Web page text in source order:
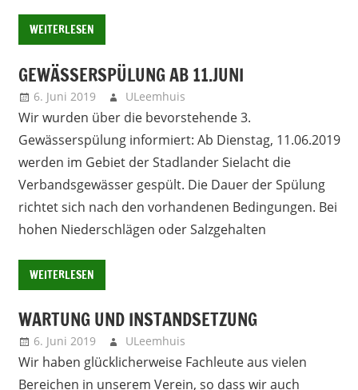
WEITERLESEN
GEWÄSSERSPÜLUNG AB 11.JUNI
6. Juni 2019 ULeemhuis
Wir wurden über die bevorstehende 3.
Gewässerspülung informiert: Ab Dienstag, 11.06.2019
werden im Gebiet der Stadlander Sielacht die
Verbandsgewässer gespült. Die Dauer der Spülung
richtet sich nach den vorhandenen Bedingungen. Bei
hohen Niederschlägen oder Salzgehalten
WEITERLESEN
WARTUNG UND INSTANDSETZUNG
6. Juni 2019 ULeemhuis
Wir haben glücklicherweise Fachleute aus vielen
Bereichen in unserem Verein, so dass wir auch